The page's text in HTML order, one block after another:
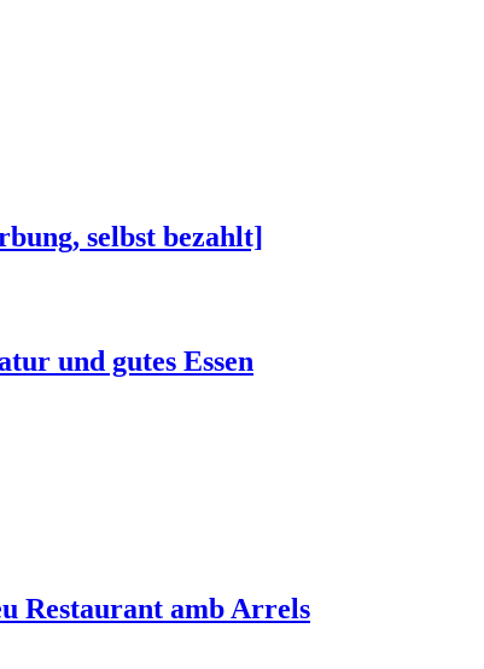
selbst bezahlt]
und gutes Essen
Restaurant amb Arrels